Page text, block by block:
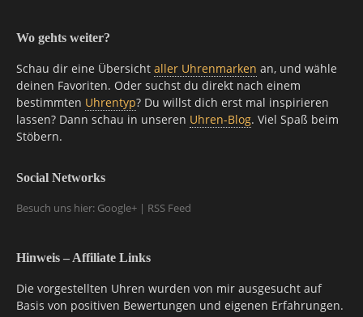
Wo gehts weiter?
Schau dir eine Übersicht aller Uhrenmarken an, und wähle
deinen Favoriten. Oder suchst du direkt nach einem
bestimmten Uhrentyp? Du willst dich erst mal inspirieren
lassen? Dann schau in unseren Uhren-Blog. Viel Spaß beim
Stöbern.
Social Networks
Besuch uns hier: Google+ | RSS Feed
Hinweis – Affiliate Links
Die vorgestellten Uhren wurden von mir ausgesucht auf
Basis von positiven Bewertungen und eigenen Erfahrungen.